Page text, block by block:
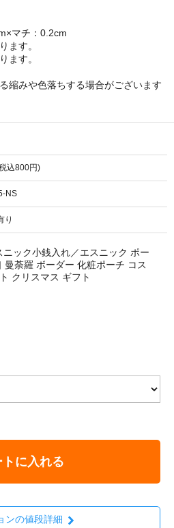
マチ：0.2cm
ます。
ます。
縮みや色落ちする場合がございます
込800円)
NS
り
ニック小銭入れ／エスニック ポー
荼羅 ボーダー 化粧ポーチ コス
クリスマス ギフト
トに入れる
ンの値段詳細